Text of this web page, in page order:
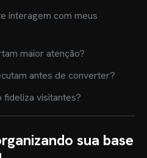
interagem com meus
maior atenção?
antes de converter?
visitantes?
sua base